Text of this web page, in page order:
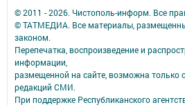
© 2011 - 2026. Чистополь-информ. Все
© ТАТМЕДИА. Все материалы,
законом.
Перепечатка, воспроизведение и
информации,
размещенной на сайте, возможна только
редакций СМИ.
При поддержке Республиканского